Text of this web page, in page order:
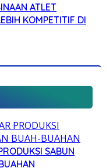
ATLET
KOMPETITIF DI
SABUN